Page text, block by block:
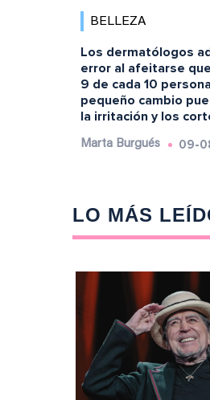
BELLEZA
Los dermatólogos
error al afeitarse
9 de cada 10
pequeño cambio
la irritación y los
Marta Burgués 09-
LO MÁS